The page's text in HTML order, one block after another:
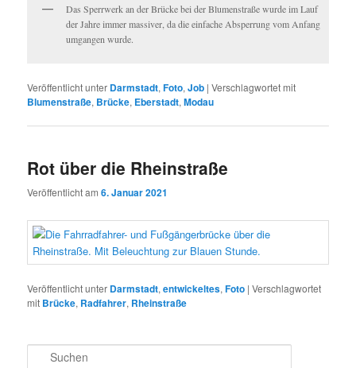
Das Sperrwerk an der Brücke bei der Blumenstraße wurde im Lauf
der Jahre immer massiver, da die einfache Absperrung vom Anfang
umgangen wurde.
Veröffentlicht unter Darmstadt,Foto,Job |Verschlagwortet mit
Blumenstraße, Brücke, Eberstadt,Modau
Rot über die Rheinstraße
Veröffentlicht am6. Januar 2021
Veröffentlicht unter Darmstadt,entwickeltes,Foto |Verschlagwortet
mit Brücke, Radfahrer, Rheinstraße